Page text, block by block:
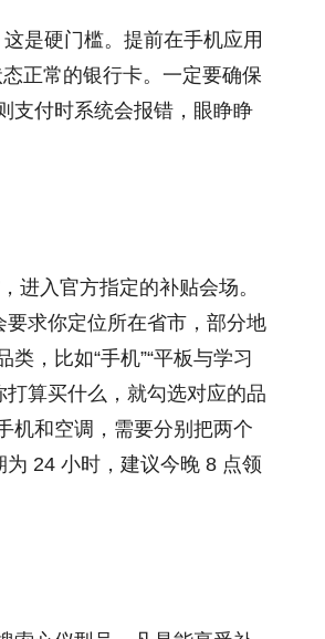
是硬门槛。提前在手机应用
正常的银行卡。一定要确保
支付时系统会报错，眼睁睁
进入官方指定的补贴会场。
要求你定位所在省市，部分地
，比如“手机”“平板与学习
打算买什么，就勾选对应的品
机和空调，需要分别把两个
为 24 小时，建议今晚 8 点领